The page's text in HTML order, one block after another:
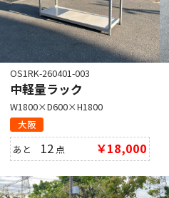
OS1RK-260401-003
中軽量ラック
W1800×D600×H1800
大阪
あと 12 点 ￥18,000